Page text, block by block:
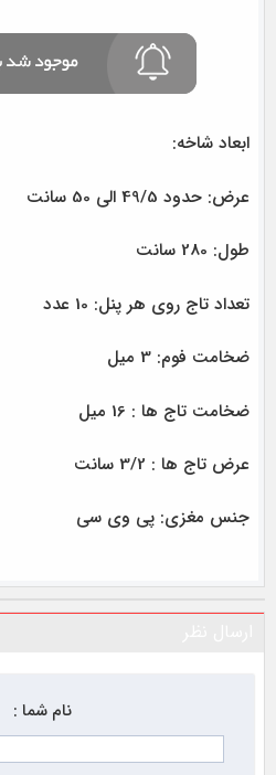
ابعاد شاخه:
عرض: حدود 49/5 الی 50 سانت
طول: 280 سانت
تعداد تاج روی هر پنل: 10 عدد
ضخامت فوم: 3 میل
ضخامت تاج ها : 16 میل
عرض تاج ها : 3/2 سانت
جنس مغزی: پی وی سی
نام شما :